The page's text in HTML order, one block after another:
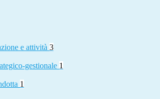
e attività 3
gestionale 1
1